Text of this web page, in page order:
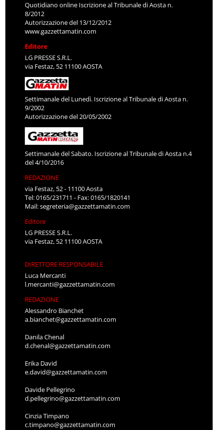
Quotidiano online Iscrizione al Tribunale di Aosta n.
8/2012
Autorizzazione del 13/12/2012
www.gazzettamatin.com
Editore
LG PRESSE S.R.L.
via Festaz, 52 11100 AOSTA
Settimanale del Lunedì. Iscrizione al Tribunale di Aosta n.
9/2002
Autorizzazione del 20/05/2002
Settimanale del Sabato. Iscrizione al Tribunale di Aosta n.4
del 4/10/2016
REDAZIONE
via Festaz, 52 - 11100 Aosta
Tel: 0165/231711 - Fax: 0165/1820141
Mail:segreteria@gazzettamatin.com
Editore
LG PRESSE S.R.L.
via Festaz, 52 11100 AOSTA
DIRETTORE RESPONSABILE
Luca Mercanti
l.mercanti@gazzettamatin.com
REDAZIONE
Alessandro Bianchet
a.bianchet@gazzettamatin.com
Danila Chenal
d.chenal@gazzettamatin.com
Erika David
e.david@gazzettamatin.com
Davide Pellegrino
d.pellegrino@gazzettamatin.com
Cinzia Timpano
c.timpano@gazzettamatin.com